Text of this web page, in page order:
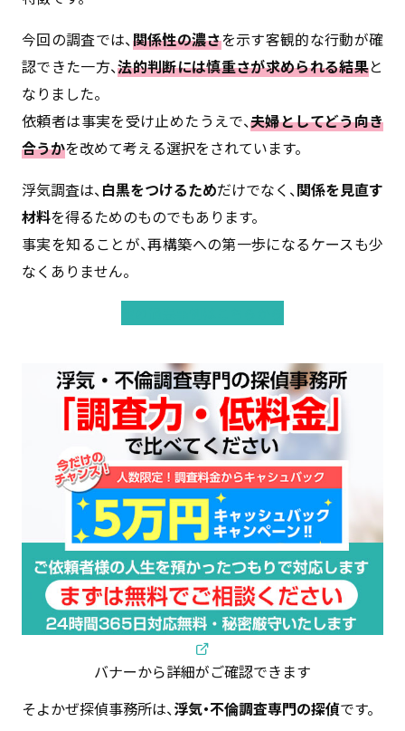
今回の調査では、関係性の濃さを示す客観的な行動が確
認できた一方、法的判断には慎重さが求められる結果と
なりました。
依頼者は事実を受け止めたうえで、夫婦としてどう向き
合うかを改めて考える選択をされています。
浮気調査は、 白黒をつけるためだけでなく、関係を見直す
材料を得るためのものでもあります。
事実を知ることが、再構築への第一歩になるケースも少
なくありません。
バナーから詳細がご確認できます
そよかぜ探偵事務所は、浮気・不倫調査専門の探偵です。